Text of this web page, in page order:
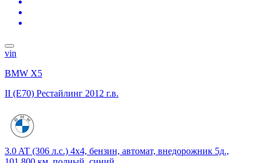
vin
BMW X5
II (E70) Рестайлинг 2012 г.в.
3.0 AT (306 л.с.) 4x4, бензин, автомат, внедорожник 5д.,